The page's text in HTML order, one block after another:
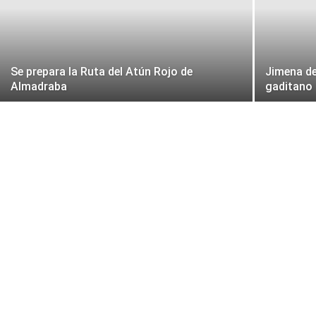
Se prepara la Ruta del Atún Rojo de
Almadraba
Jimena
gaditano